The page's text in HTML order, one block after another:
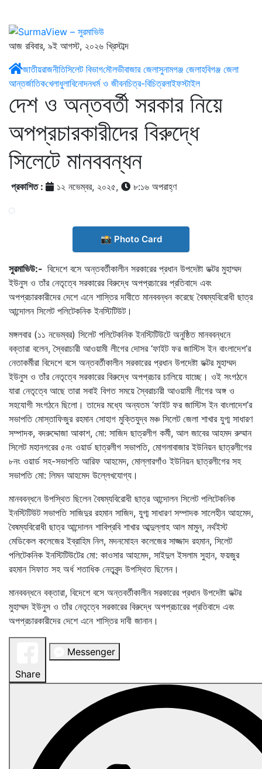
আজ রবিবার, ৯ই আগস্ট, ২০২৬ খ্রিস্টাব্দ
জাতীয়রাজনীতিসিলেট বিভাগমৌলভীবাজার জেলাসুনামগঞ্জ জেলাহবিগঞ্জ জেলা
আন্তর্জাতিকখেলাধুলাবিনোদনধর্ম ও জীবনচিত্র-বিচিত্রলাইফস্টাইল
দেশ ও অন্তবর্তী সরকার নিয়ে
অপপ্রচারকারীদের বিরুদ্ধে
সিলেটে মানববন্ধন
প্রকাশিত : ১২ নভেম্বর, ২০২৫, ৮:১৬ অপরাহ্ণ
📸 Photo Card
সুরমাভিউ:- বিদেশে বসে অন্তবর্তীকালীন সরকারের প্রধান উপদেষ্টা ডক্টর মুহাম্মদ
ইউনুস ও তাঁর নেতৃত্বে সরকারের বিরুদ্ধে অপপ্রচারের প্রতিবাদে এবং
অপপ্রচারকারীদের দেশে এনে শাস্তির দাবীতে মানববন্ধন করেছে বৈষম্যবিরোধী ছাত্র
আন্দোলন সিলেট পলিটেকনিক ইনস্টিটিউট।
মঙ্গলবার (১১ নভেম্বর) সিলেট পলিটেকনিক ইনস্টিটিউটে অনুষ্ঠিত মানববন্ধনে
বক্তারা বলেন, স্বৈরাচারী আওয়ামী লীগের দোসর ‘ফাইট ফর জাস্টিস ইন বাংলাদেশ’র
নেতাকর্মীরা বিদেশে বসে অন্তবর্তীকালীন সরকারের প্রধান উপদেষ্টা ডক্টর মুহাম্মদ
ইউনুস ও তাঁর নেতৃত্বে সরকারের বিরুদ্ধে অপপ্রচার চালিয়ে যাচ্ছে। ওই সংগঠনে
যারা নেতৃত্বে আছে তারা সবাই বিগত সময়ে স্বৈরাচারী আওয়ামী লীগের অঙ্গ ও
সহযোগী সংগঠনে ছিলো। তাদের মধ্যে অন্যতম ‘ফাইট ফর জাস্টিস ইন বাংলাদেশ’র
সভাপতি মোস্তাফিজুর রহমান সোহাগ মুক্তিযুদ্ব মঞ্চ সিলেট জেলা শাখার যুগ্ম সাধারণ
সম্পাদক, বদরুদ্দোজা আকাশ, মো: সাজিদ ছাত্রলীগ কর্মী, আল জাবের আহমদ রুম্মান
সিলেট মহানগরের ৫নং ওয়ার্ড ছাত্রলীগ সভাপতি, মোগলাবাজার ইউনিয়ন ছাত্রলীগের
৮নং ওয়ার্ড সহ-সভাপতি আরিফ আহমেদ, মোল্লারগাঁও ইউনিয়ন ছাত্রলীগের সহ
সভাপতি মো: লিমন আহমেদ উল্লেখযোগ্য।
মানববন্ধনে উপস্থিত ছিলেন বৈষম্যবিরোধী ছাত্র আন্দোলন সিলেট পলিটেকনিক
ইনস্টিটিউট সভাপতি সাজিদুর রহমান সাজিদ, যুগ্ম সাধারণ সম্পাদক সালেহীন আহমেদ,
বৈষম্যবিরোধী ছাত্র আন্দোলন শাবিপ্রবি শাখার আব্দুল্লাহ আল মামুন, নর্থইস্ট
মেডিকেল কলেজের ইব্রাহিম নিল, মদনমোহন কলেজের সাজ্জাদ রহমান, সিলেট
পলিটেকনিক ইনস্টিটিউটের মো: কাওসার আহমেদ, সাইদুল ইসলাম সুহান, ফয়জুর
রহমান সিফাত সহ অর্ধ শতাধিক নেতৃবৃন্দ উপস্থিত ছিলেন।
মানববন্ধনে বক্তারা, বিদেশে বসে অন্তবর্তীকালীন সরকারের প্রধান উপদেষ্টা ডক্টর
মুহাম্মদ ইউনুস ও তাঁর নেতৃত্বে সরকারের বিরুদ্ধে অপপ্রচারের প্রতিবাদে এবং
অপপ্রচারকারীদের দেশে এনে শাস্তির দাবী জানান।
Share
Messenger